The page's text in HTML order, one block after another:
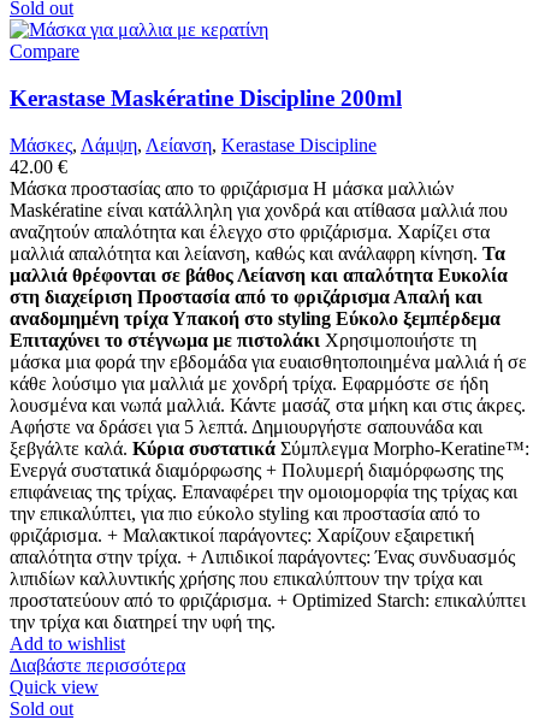
Sold out
Compare
Kerastase Maskératine Discipline 200ml
Μάσκες, Λάμψη, Λείανση, Kerastase Discipline
42.00 €
Μάσκα προστασίας απο το φριζάρισμα Η μάσκα μαλλιών
Maskératine είναι κατάλληλη για χονδρά και ατίθασα μαλλιά που
αναζητούν απαλότητα και έλεγχο στο φριζάρισμα. Χαρίζει στα
μαλλιά απαλότητα και λείανση, καθώς και ανάλαφρη κίνηση. Τα
μαλλιά θρέφονται σε βάθος Λείανση και απαλότητα Ευκολία
στη διαχείριση Προστασία από το φριζάρισμα Απαλή και
αναδομημένη τρίχα Υπακοή στο styling Εύκολο ξεμπέρδεμα
Επιταχύνει το στέγνωμα με πιστολάκι Χρησιμοποιήστε τη
μάσκα μια φορά την εβδομάδα για ευαισθητοποιημένα μαλλιά ή σε
κάθε λούσιμο για μαλλιά με χονδρή τρίχα. Εφαρμόστε σε ήδη
λουσμένα και νωπά μαλλιά. Κάντε μασάζ στα μήκη και στις άκρες.
Αφήστε να δράσει για 5 λεπτά. Δημιουργήστε σαπουνάδα και
ξεβγάλτε καλά. Κύρια συστατικά Σύμπλεγμα Morpho-Keratine™:
Ενεργά συστατικά διαμόρφωσης + Πολυμερή διαμόρφωσης της
επιφάνειας της τρίχας. Επαναφέρει την ομοιομορφία της τρίχας και
την επικαλύπτει, για πιο εύκολο styling και προστασία από το
φριζάρισμα. + Μαλακτικοί παράγοντες: Χαρίζουν εξαιρετική
απαλότητα στην τρίχα. + Λιπιδικοί παράγοντες: Ένας συνδυασμός
λιπιδίων καλλυντικής χρήσης που επικαλύπτουν την τρίχα και
προστατεύουν από το φριζάρισμα. + Optimized Starch: επικαλύπτει
την τρίχα και διατηρεί την υφή της.
Add to wishlist
Διαβάστε περισσότερα
Quick view
Sold out